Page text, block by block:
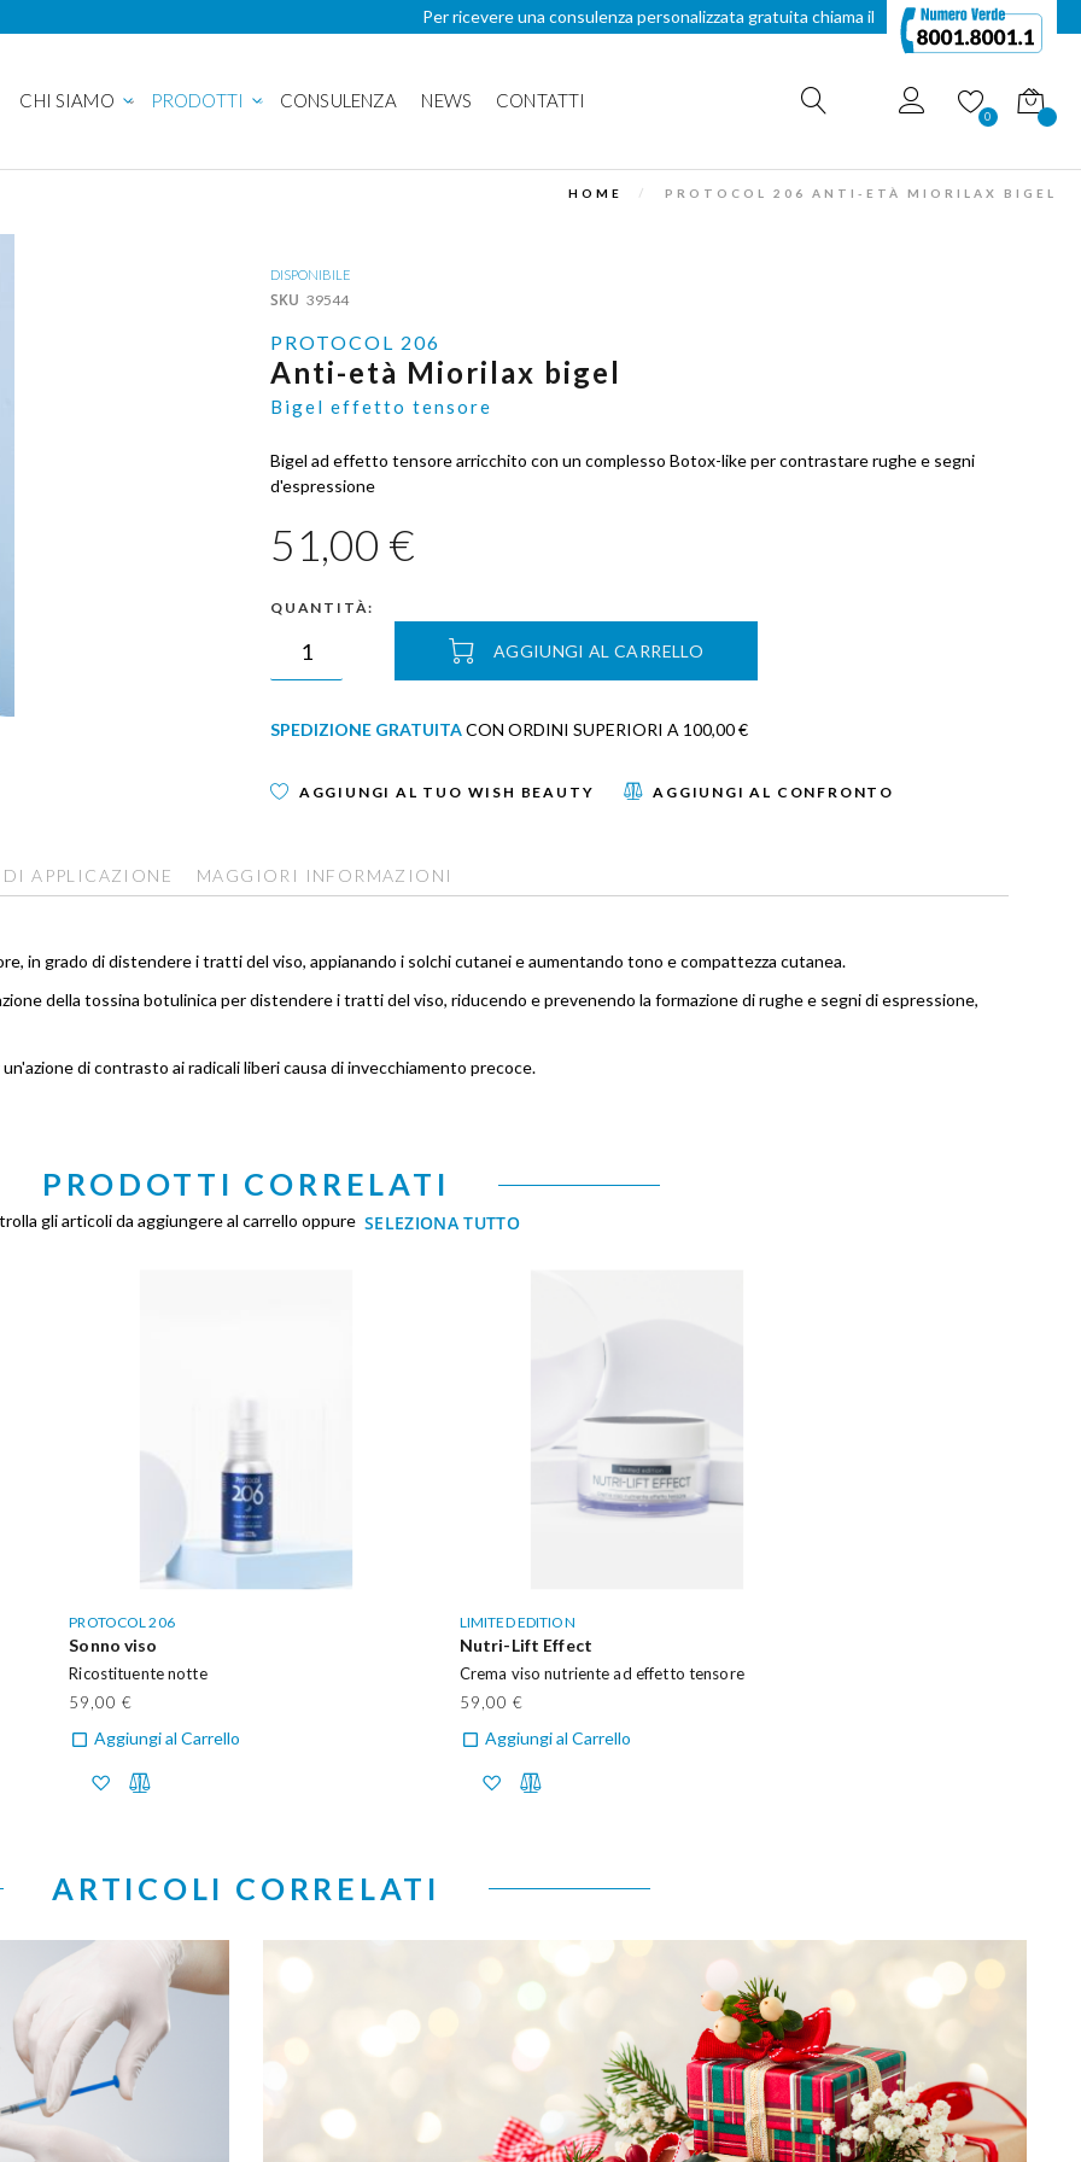
Per ricevere una consulenza personalizzata gratuita chiama il
0 Carrello
CHI SIAMO PRODOTTI CONSULENZA NEWS CONTATTI
HOME PROTOCOL 206 ANTI-ETÀ MIORILAX BIGEL
DISPONIBILE
SKU 39544
PROTOCOL 206
Anti-età Miorilax bigel
Bigel effetto tensore
Bigel ad effetto tensore arricchito con un complesso Botox-like per contrastare rughe e segni
d'espressione
51,00 €
QUANTITÀ:
AGGIUNGI AL CARRELLO
SPEDIZIONE GRATUITACON ORDINI SUPERIORI A 100,00 €
AGGIUNGI AL TUO WISH BEAUTY AGGIUNGI AL CONFRONTO
in grado di distendere i tratti del viso, appianando i solchi cutanei e aumentando tono e compattezza cutanea.
della tossina botulinica per distendere i tratti del viso, riducendo e prevenendo la formazione di rughe e segni di espressione,
di contrasto ai radicali liberi causa di invecchiamento precoce.
APPLICAZIONE MAGGIORI INFORMAZIONI
PRODOTTI CORRELATI
gli articoli da aggiungere al carrello oppure SELEZIONA TUTTO
PROTOCOL 206
Sonno viso
Ricostituente notte
59,00 €
Aggiungi al Carrello
LIMITED EDITION
Nutri-Lift Effect
Crema viso nutriente ad effetto tensore
59,00 €
Aggiungi al Carrello
ARTICOLI CORRELATI